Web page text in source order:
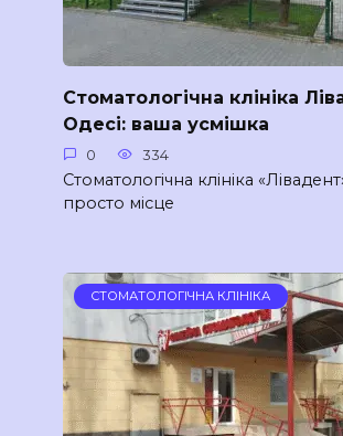
Стоматологічна клініка
Одесі: ваша усмішка
0 334
Стоматологічна клініка
просто місце
СТОМАТОЛОГІЧНА КЛІНІКА